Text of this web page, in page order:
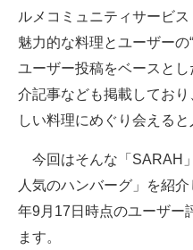
ITの今と未来を見通す
スマホと通信の最新トレンド
進化するPCとデバイスの未来
好きが集まる 比べて選べる
ビジネスと働き方のヒント
ルメコミュニティサービス
魅力的な料理とユーザーの
ユーザー投稿をベースと
介記事なども掲載してお
しい料理にめぐり会えると
今回はそんな「SARAH
人気のハンバーグ」を紹
年9月17日時点のユーザー
ます。